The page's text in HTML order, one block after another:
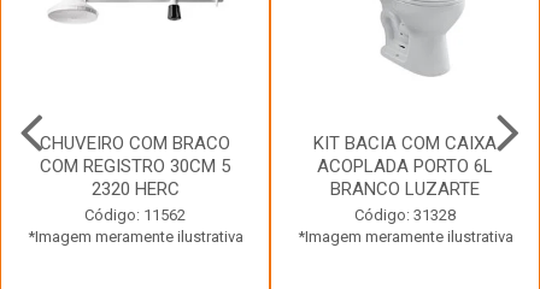
CHUVEIRO COM BRACO
COM REGISTRO 30CM 5
2320 HERC
Código: 11562
*Imagem meramente ilustrativa
KIT BACIA COM CAIXA
ACOPLADA PORTO 6L
BRANCO LUZARTE
Código: 31328
*Imagem meramente ilustrativa